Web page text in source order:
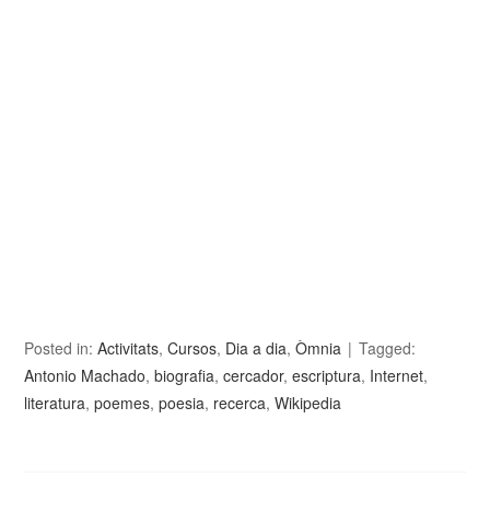
Posted in:Activitats,Cursos, Dia a dia,Òmnia
Tagged:
Antonio Machado,biografia,cercador,escriptura, Internet,
literatura,poemes,poesia, recerca,Wikipedia